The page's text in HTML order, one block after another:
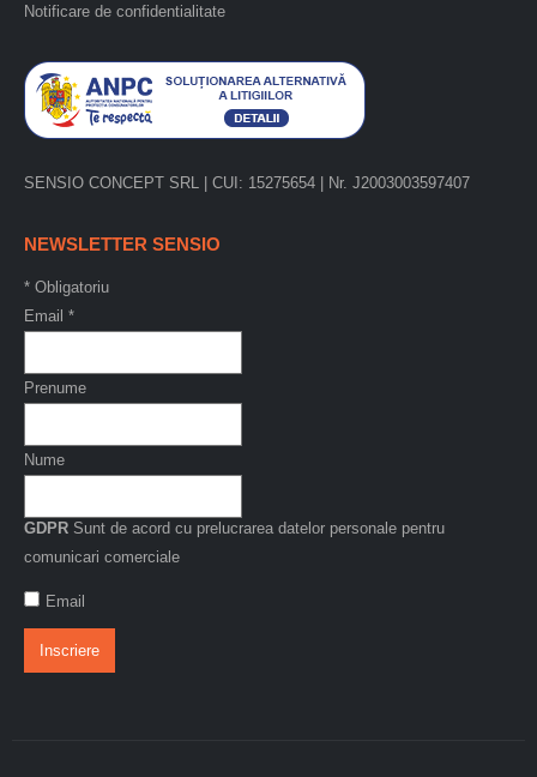
Notificare de confidentialitate
SENSIO CONCEPT SRL | CUI: 15275654 | Nr. J2003003597407
NEWSLETTER SENSIO
* Obligatoriu
Email *
Prenume
Nume
GDPR Sunt de acord cu prelucrarea datelor personale pentru
comunicari comerciale
Email